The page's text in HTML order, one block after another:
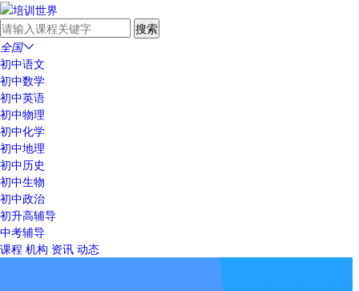
全国
初中语文
初中数学
初中英语
初中物理
初中化学
初中地理
初中历史
初中生物
初中政治
初升高辅导
中考辅导
课程 机构 资讯 动态